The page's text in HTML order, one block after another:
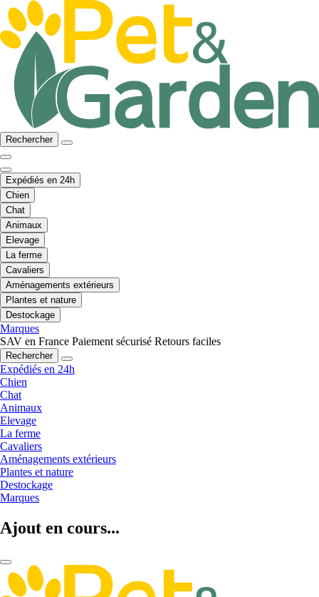
Rechercher
Expédiés en 24h
Chien
Chat
Animaux
Elevage
La ferme
Cavaliers
Aménagements extérieurs
Plantes et nature
Destockage
Marques
SAV en France Paiement sécurisé Retours faciles
Rechercher
Expédiés en 24h
Chien
Chat
Animaux
Elevage
La ferme
Cavaliers
Aménagements extérieurs
Plantes et nature
Destockage
Marques
Ajout en cours...